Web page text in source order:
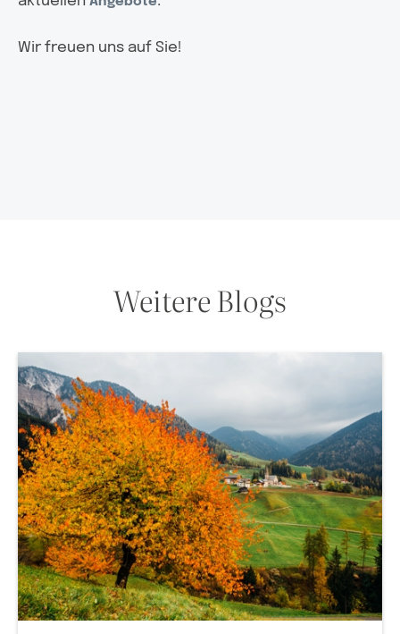
Wir freuen uns auf Sie!
Weitere Blogs